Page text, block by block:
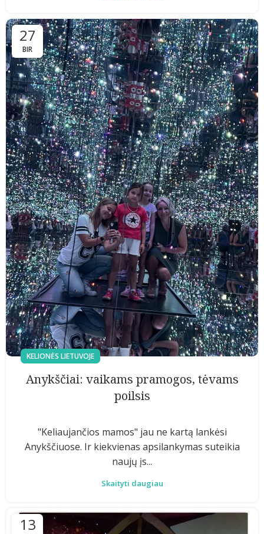
27
BIR
KELIONĖS LIETUVOJE
Anykščiai: vaikams pramogos, tėvams
poilsis
"Keliaujančios mamos" jau ne kartą lankėsi
Anykščiuose. Ir kiekvienas apsilankymas suteikia
naujų įs...
Skaityti daugiau
13